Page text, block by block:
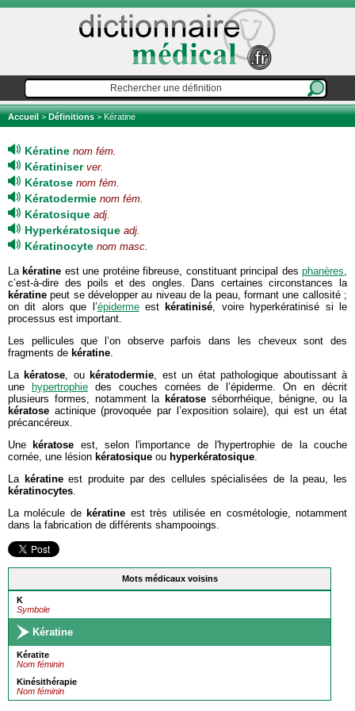
Accueil>Définitions> Kératine
Mots médicaux voisins
K
Symbole
Kératine
Kératite
Nom féminin
Kinésithérapie
Nom féminin
Kératine nom fém.
Kératiniser ver.
Kératose nom fém.
Kératodermie nom fém.
Kératosique adj.
Hyperkératosique adj.
Kératinocyte nom masc.
La kératine est une protéine fibreuse, constituant principal desphanères,
c’est-à-dire des poils et des ongles. Dans certaines circonstances la
kératine peut se développer au niveau de la peau, formant une callosité ;
on dit alors que l’épidermeest kératinisé, voire hyperkératinisé si le
processus est important.
Les pellicules que l’on observe parfois dans les cheveux sont des
fragments de kératine.
La kératose, ou kératodermie, est un état pathologique aboutissant à
une
hypertrophiedes couches cornées de l’épiderme. On en décrit
plusieurs formes, notamment la kératose séborrhéique, bénigne, ou la
kératose actinique (provoquée par l’exposition solaire), qui est un état
précancéreux.
Une
kératose est, selon l'importance de l'hypertrophie de la couche
cornée, une lésion kératosique ou hyperkératosique.
La kératineest produite par des cellules spécialisées de la peau, les
kératinocytes.
La molécule de kératine est très utilisée en cosmétologie, notamment
dans la fabrication de différents shampooings.